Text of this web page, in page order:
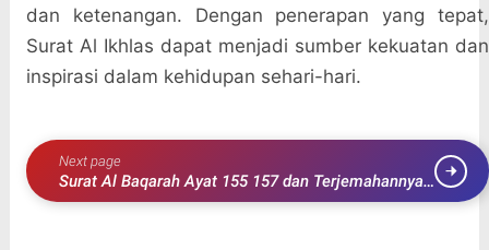
dan ketenangan. Dengan penerapan yang tepat,
Surat Al Ikhlas dapat menjadi sumber kekuatan dan
inspirasi dalam kehidupan sehari-hari.
Next page
Surat Al Baqarah Ayat 155 157 dan Terjemahannya
Lengkap